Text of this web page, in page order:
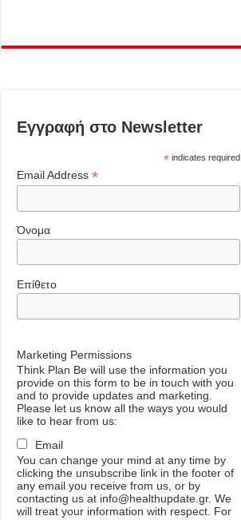
Εγγραφή στο Newsletter
*indicates required
Email Address*
Όνομα
Επίθετο
Marketing Permissions
Think Plan Be will use the information you
provide on this form to be in touch with you
and to provide updates and marketing.
Please let us know all the ways you would
like to hear from us:
Email
You can change your mind at any time by
clicking the unsubscribe link in the footer of
any email you receive from us, or by
contacting us at info@healthupdate.gr. We
will treat your information with respect. For